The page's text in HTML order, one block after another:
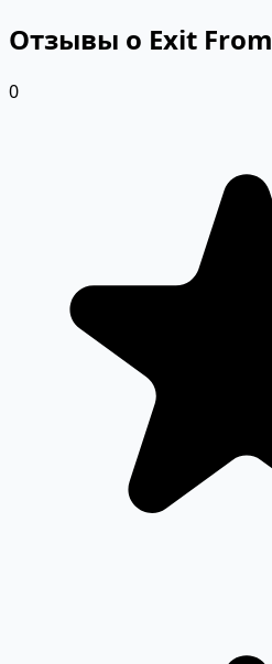
Отзывы о Exit From
0